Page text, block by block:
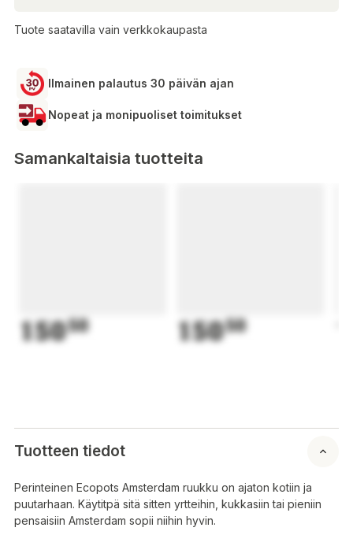
Tuote saatavilla vain verkkokaupasta
Ilmainen palautus 30 päivän ajan
Nopeat ja monipuoliset toimitukset
Samankaltaisia tuotteita
15050 15050
Tuotteen tiedot
Perinteinen Ecopots Amsterdam ruukku on ajaton kotiin ja
puutarhaan. Käytitpä sitä sitten yrtteihin, kukkasiin tai pieniin
pensaisiin Amsterdam sopii niihin hyvin.